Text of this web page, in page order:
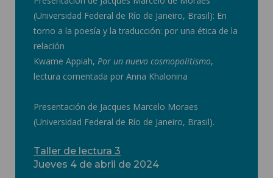
(Universidad Federal de Río de Janeiro, Brasil): En
torno a la poesía y la traducción: por una ética de la
relación
Kwame Appiah, Por un nuevo cosmopolitismo,
lectura comentada por Anna Khalonina
Presentación de Jacques Marcelo Moraes
(Universidad Federal de Río de Janeiro, Brasil).
Taller de lectura 3
Jueves 4 de abril de 2024